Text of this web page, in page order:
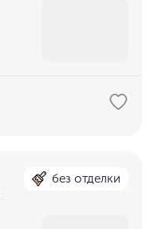
без отделки